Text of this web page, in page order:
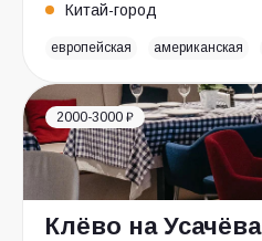
Китай-город
европейская американская
2000-3000 ₽
Клёво на Усачёва